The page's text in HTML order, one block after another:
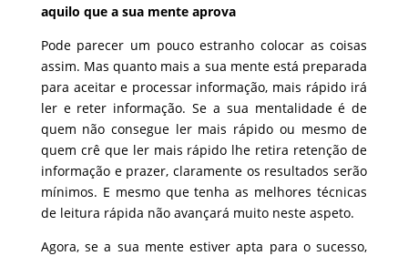
aquilo que a sua mente aprova
Pode parecer um pouco estranho colocar as coisas
assim. Mas quanto mais a sua mente está preparada
para aceitar e processar informação, mais rápido irá
ler e reter informação. Se a sua mentalidade é de
quem não consegue ler mais rápido ou mesmo de
quem crê que ler mais rápido lhe retira retenção de
informação e prazer, claramente os resultados serão
mínimos. E mesmo que tenha as melhores técnicas
de leitura rápida não avançará muito neste aspeto.
Agora, se a sua mente estiver apta para o sucesso,